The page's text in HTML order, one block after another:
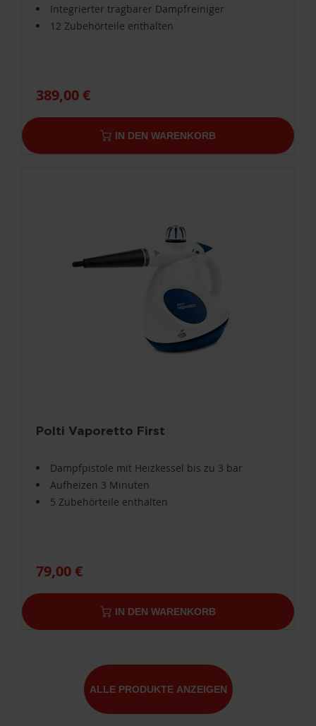
Integrierter tragbarer Dampfreiniger
12 Zubehörteile enthalten
389,00 €
IN DEN WARENKORB
Polti Vaporetto First
Dampfpistole mit Heizkessel bis zu 3 bar
Aufheizen 3 Minuten
5 Zubehörteile enthalten
79,00 €
IN DEN WARENKORB
ALLE PRODUKTE ANZEIGEN